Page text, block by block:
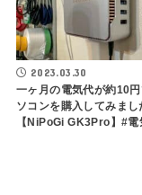
2023.03.30
一ヶ月の電気代が約10
ソコンを購入してみまし
【NiPoGi GK3Pro】#電